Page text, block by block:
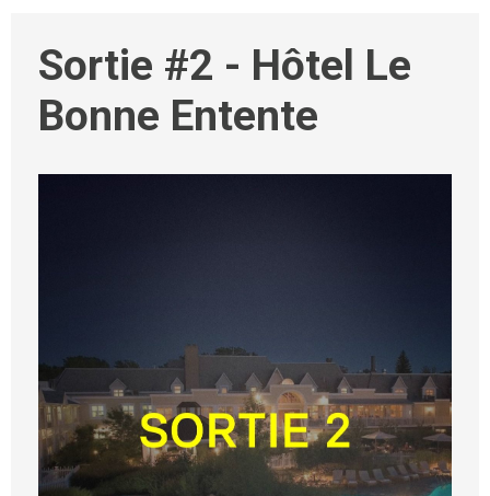
Sortie #2 - Hôtel Le
Bonne Entente